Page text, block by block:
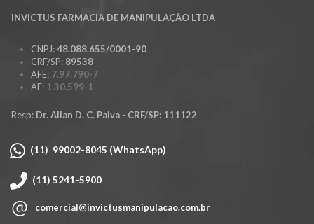
INVICTUS FARMACIA DE MANIPULAÇÃO LTDA
CNPJ:48.088.655/0001-90
CRF/SP: 89538
AFE: 7.97.790-7
AE: 1.30.599-1
Resp: Dr. Allan D. C. Paiva - CRF/SP: 111122
(11) 99002-8045 (WhatsApp)
(11) 5241-5900
comercial@invictusmanipulacao.com.br